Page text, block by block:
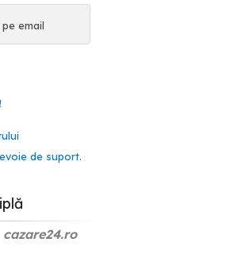
email
de suport.
cazare24.ro